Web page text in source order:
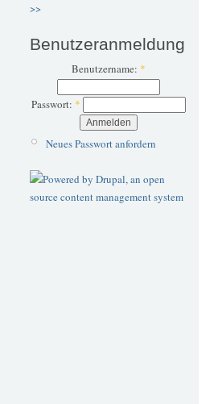
>>
Benutzeranmeldung
Benutzername: *
Passwort: *
Neues Passwort anfordern